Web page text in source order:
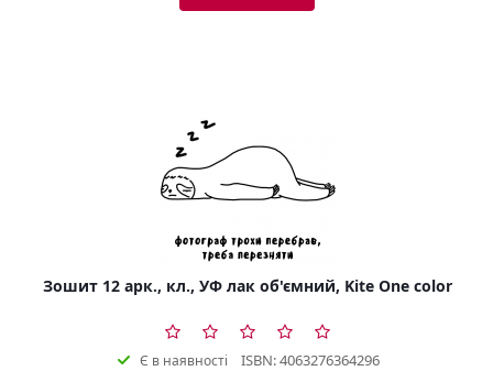
Зошит 12 арк., кл., УФ лак об'ємний, Kite One color
Є в наявності ISBN: 4063276364296